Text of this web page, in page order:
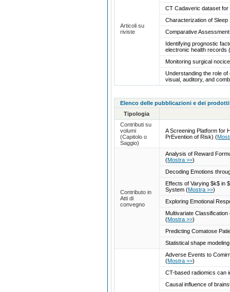
Articoli su
riviste
CT Cadaveric dataset
Characterization of
Comparative
Identifying prognostic
electronic health records
Monitoring surgical
Understanding the role
visual, auditory, and
Elenco delle pubblicazioni e dei
Tipologia
Contributi su
volumi
(Capitolo o
Saggio)
A Screening Platform for
PrEvention of Risk)(
Contributo in
Atti di
convegno
Analysis of Reward
(Mostra >>)
Decoding Emotions
Effects of Varying $k$ in
System(Mostra >>)
Exploring Emotional
Multivariate
(Mostra >>)
Predicting Comatose
Statistical shape
Adverse Events to
(Mostra >>)
CT-based radiomics can
Causal influence of